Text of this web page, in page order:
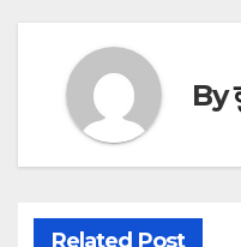
By
Related Post